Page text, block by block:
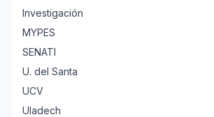
Investigación
MYPES
SENATI
U. del Santa
UCV
Uladech